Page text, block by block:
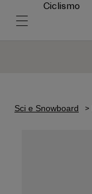
Ciclismo
Sci e Snowboard